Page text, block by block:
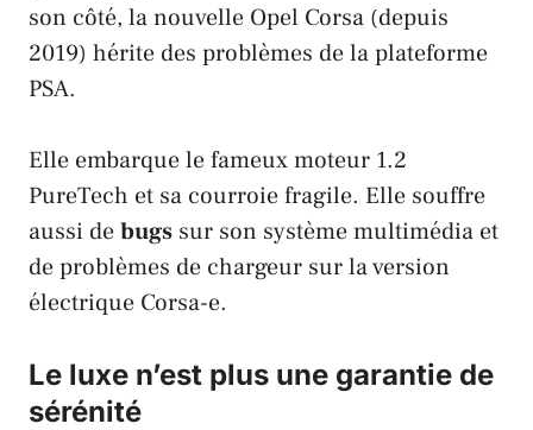
son côté, la nouvelle Opel Corsa (depuis
2019) hérite des problèmes de la plateforme
PSA.
Elle embarque le fameux moteur 1.2
PureTech et sa courroie fragile. Elle souffre
aussi debugs sur son système multimédia et
de problèmes de chargeur sur la version
électrique Corsa-e.
Le luxe n’est plus une garantie de
sérénité